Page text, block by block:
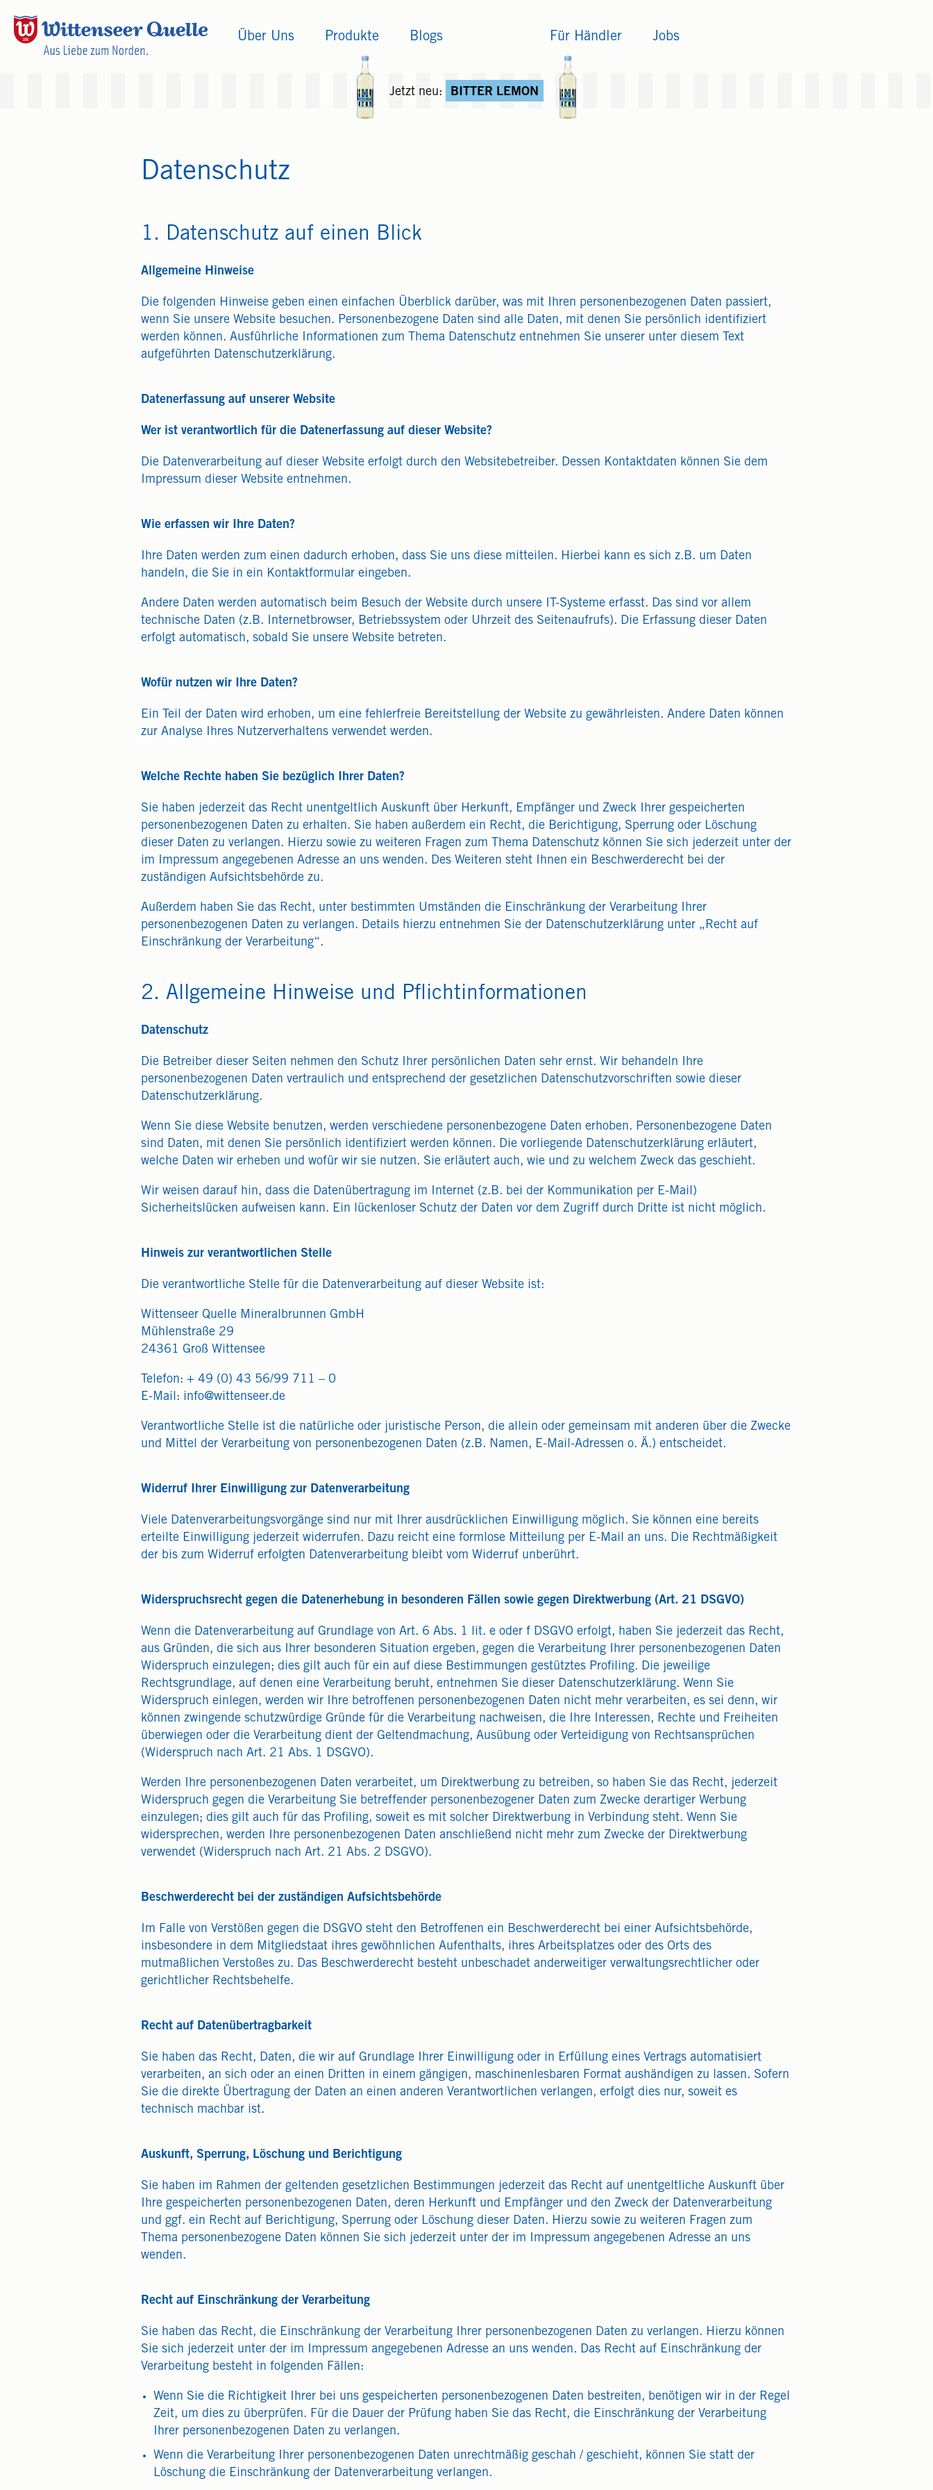
Über Uns Produkte Blogs Für Händler Jobs
Jetzt neu: BITTER LEMON
Datenschutz
1. Datenschutz auf einen Blick
Allgemeine Hinweise
Die folgenden Hinweise geben einen einfachen Überblick darüber, was mit Ihren personenbezogenen Daten passiert,
wenn Sie unsere Website besuchen. Personenbezogene Daten sind alle Daten, mit denen Sie persönlich identifiziert
werden können. Ausführliche Informationen zum Thema Datenschutz entnehmen Sie unserer unter diesem Text
aufgeführten Datenschutzerklärung.
Datenerfassung auf unserer Website
Wer ist verantwortlich für die Datenerfassung auf dieser Website?
Die Datenverarbeitung auf dieser Website erfolgt durch den Websitebetreiber. Dessen Kontaktdaten können Sie dem
Impressum dieser Website entnehmen.
Wie erfassen wir Ihre Daten?
Ihre Daten werden zum einen dadurch erhoben, dass Sie uns diese mitteilen. Hierbei kann es sich z.B. um Daten
handeln, die Sie in ein Kontaktformular eingeben.
Andere Daten werden automatisch beim Besuch der Website durch unsere IT-Systeme erfasst. Das sind vor allem
technische Daten (z.B. Internetbrowser, Betriebssystem oder Uhrzeit des Seitenaufrufs). Die Erfassung dieser Daten
erfolgt automatisch, sobald Sie unsere Website betreten.
Wofür nutzen wir Ihre Daten?
Ein Teil der Daten wird erhoben, um eine fehlerfreie Bereitstellung der Website zu gewährleisten. Andere Daten können
zur Analyse Ihres Nutzerverhaltens verwendet werden.
Welche Rechte haben Sie bezüglich Ihrer Daten?
Sie haben jederzeit das Recht unentgeltlich Auskunft über Herkunft, Empfänger und Zweck Ihrer gespeicherten
personenbezogenen Daten zu erhalten. Sie haben außerdem ein Recht, die Berichtigung, Sperrung oder Löschung
dieser Daten zu verlangen. Hierzu sowie zu weiteren Fragen zum Thema Datenschutz können Sie sich jederzeit unter der
im Impressum angegebenen Adresse an uns wenden. Des Weiteren steht Ihnen ein Beschwerderecht bei der
zuständigen Aufsichtsbehörde zu.
Außerdem haben Sie das Recht, unter bestimmten Umständen die Einschränkung der Verarbeitung Ihrer
personenbezogenen Daten zu verlangen. Details hierzu entnehmen Sie der Datenschutzerklärung unter „Recht auf
Einschränkung der Verarbeitung“.
2. Allgemeine Hinweise und Pflichtinformationen
Datenschutz
Die Betreiber dieser Seiten nehmen den Schutz Ihrer persönlichen Daten sehr ernst. Wir behandeln Ihre
personenbezogenen Daten vertraulich und entsprechend der gesetzlichen Datenschutzvorschriften sowie dieser
Datenschutzerklärung.
Wenn Sie diese Website benutzen, werden verschiedene personenbezogene Daten erhoben. Personenbezogene Daten
sind Daten, mit denen Sie persönlich identifiziert werden können. Die vorliegende Datenschutzerklärung erläutert,
welche Daten wir erheben und wofür wir sie nutzen. Sie erläutert auch, wie und zu welchem Zweck das geschieht.
Wir weisen darauf hin, dass die Datenübertragung im Internet (z.B. bei der Kommunikation per E-Mail)
Sicherheitslücken aufweisen kann. Ein lückenloser Schutz der Daten vor dem Zugriff durch Dritte ist nicht möglich.
Hinweis zur verantwortlichen Stelle
Die verantwortliche Stelle für die Datenverarbeitung auf dieser Website ist:
Wittenseer Quelle Mineralbrunnen GmbH
Mühlenstraße 29
24361 Groß Wittensee
Telefon: + 49 (0) 43 56/99 711 – 0
E-Mail: info@wittenseer.de
Verantwortliche Stelle ist die natürliche oder juristische Person, die allein oder gemeinsam mit anderen über die Zwecke
und Mittel der Verarbeitung von personenbezogenen Daten (z.B. Namen, E-Mail-Adressen o. Ä.) entscheidet.
Widerruf Ihrer Einwilligung zur Datenverarbeitung
Viele Datenverarbeitungsvorgänge sind nur mit Ihrer ausdrücklichen Einwilligung möglich. Sie können eine bereits
erteilte Einwilligung jederzeit widerrufen. Dazu reicht eine formlose Mitteilung per E-Mail an uns. Die Rechtmäßigkeit
der bis zum Widerruf erfolgten Datenverarbeitung bleibt vom Widerruf unberührt.
Widerspruchsrecht gegen die Datenerhebung in besonderen Fällen sowie gegen Direktwerbung (Art. 21 DSGVO)
Wenn die Datenverarbeitung auf Grundlage von Art. 6 Abs. 1 lit. e oder f DSGVO erfolgt, haben Sie jederzeit das Recht,
aus Gründen, die sich aus Ihrer besonderen Situation ergeben, gegen die Verarbeitung Ihrer personenbezogenen Daten
Widerspruch einzulegen; dies gilt auch für ein auf diese Bestimmungen gestütztes Profiling. Die jeweilige
Rechtsgrundlage, auf denen eine Verarbeitung beruht, entnehmen Sie dieser Datenschutzerklärung. Wenn Sie
Widerspruch einlegen, werden wir Ihre betroffenen personenbezogenen Daten nicht mehr verarbeiten, es sei denn, wir
können zwingende schutzwürdige Gründe für die Verarbeitung nachweisen, die Ihre Interessen, Rechte und Freiheiten
überwiegen oder die Verarbeitung dient der Geltendmachung, Ausübung oder Verteidigung von Rechtsansprüchen
(Widerspruch nach Art. 21 Abs. 1 DSGVO).
Werden Ihre personenbezogenen Daten verarbeitet, um Direktwerbung zu betreiben, so haben Sie das Recht, jederzeit
Widerspruch gegen die Verarbeitung Sie betreffender personenbezogener Daten zum Zwecke derartiger Werbung
einzulegen; dies gilt auch für das Profiling, soweit es mit solcher Direktwerbung in Verbindung steht. Wenn Sie
widersprechen, werden Ihre personenbezogenen Daten anschließend nicht mehr zum Zwecke der Direktwerbung
verwendet (Widerspruch nach Art. 21 Abs. 2 DSGVO).
Beschwerderecht bei der zuständigen Aufsichtsbehörde
Im Falle von Verstößen gegen die DSGVO steht den Betroffenen ein Beschwerderecht bei einer Aufsichtsbehörde,
insbesondere in dem Mitgliedstaat ihres gewöhnlichen Aufenthalts, ihres Arbeitsplatzes oder des Orts des
mutmaßlichen Verstoßes zu. Das Beschwerderecht besteht unbeschadet anderweitiger verwaltungsrechtlicher oder
gerichtlicher Rechtsbehelfe.
Recht auf Datenübertragbarkeit
Sie haben das Recht, Daten, die wir auf Grundlage Ihrer Einwilligung oder in Erfüllung eines Vertrags automatisiert
verarbeiten, an sich oder an einen Dritten in einem gängigen, maschinenlesbaren Format aushändigen zu lassen. Sofern
Sie die direkte Übertragung der Daten an einen anderen Verantwortlichen verlangen, erfolgt dies nur, soweit es
technisch machbar ist.
Auskunft, Sperrung, Löschung und Berichtigung
Sie haben im Rahmen der geltenden gesetzlichen Bestimmungen jederzeit das Recht auf unentgeltliche Auskunft über
Ihre gespeicherten personenbezogenen Daten, deren Herkunft und Empfänger und den Zweck der Datenverarbeitung
und ggf. ein Recht auf Berichtigung, Sperrung oder Löschung dieser Daten. Hierzu sowie zu weiteren Fragen zum
Thema personenbezogene Daten können Sie sich jederzeit unter der im Impressum angegebenen Adresse an uns
wenden.
Recht auf Einschränkung der Verarbeitung
Sie haben das Recht, die Einschränkung der Verarbeitung Ihrer personenbezogenen Daten zu verlangen. Hierzu können
Sie sich jederzeit unter der im Impressum angegebenen Adresse an uns wenden. Das Recht auf Einschränkung der
Verarbeitung besteht in folgenden Fällen:
Wenn Sie die Richtigkeit Ihrer bei uns gespeicherten personenbezogenen Daten bestreiten, benötigen wir in der Regel
Zeit, um dies zu überprüfen. Für die Dauer der Prüfung haben Sie das Recht, die Einschränkung der Verarbeitung
Ihrer personenbezogenen Daten zu verlangen.
Wenn die Verarbeitung Ihrer personenbezogenen Daten unrechtmäßig geschah / geschieht, können Sie statt der
Löschung die Einschränkung der Datenverarbeitung verlangen.